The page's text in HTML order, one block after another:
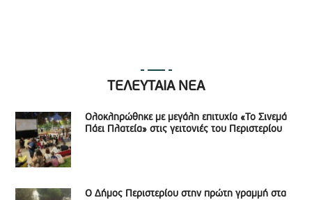
ΤΕΛΕΥΤΑΙΑ ΝΕΑ
Ολοκληρώθηκε με μεγάλη επιτυχία «Το Σινεμά
Πάει Πλατεία» στις γειτονιές του Περιστερίου
Ο Δήμος Περιστερίου στην πρώτη γραμμή στα